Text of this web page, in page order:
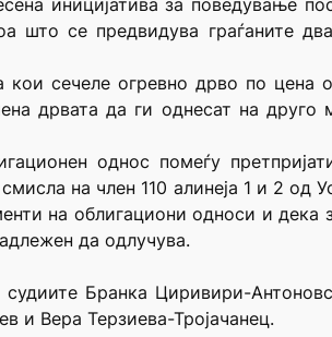
иницијатива за поведување
што се предвидува граѓаните
кои сечеле огревно дрво по цена
дрвата да ги однесат на друго
однос помеѓу
на член 110 алинеја 1 и 2 од
на облигациони односи и дека
да одлучува.
Бранка Циривири-
Вера Терзиева-Тројачанец.